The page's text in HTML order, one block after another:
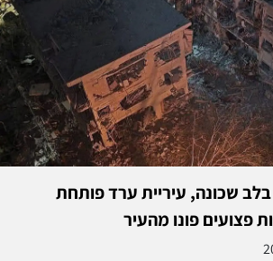
שכונה, עיריית ערד פותחת
פצועים פונו מהעיר